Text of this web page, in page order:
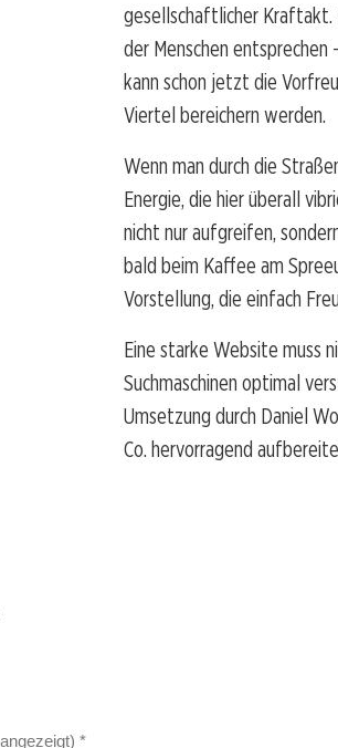
gesellschaftlicher Kraftakt.
der Menschen
kann schon jetzt die
Viertel bereichern werden.
Wenn man durch die
Energie, die hier überall
nicht nur aufgreifen,
bald beim Kaffee am
Vorstellung, die einfach
Eine starke Website muss
Suchmaschinen optimal
Umsetzung durch Daniel
Co. hervorragend